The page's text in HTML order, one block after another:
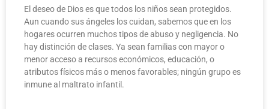
El deseo de Dios es que todos los niños sean protegidos.
Aun cuando sus ángeles los cuidan, sabemos que en los
hogares ocurren muchos tipos de abuso y negligencia. No
hay distinción de clases. Ya sean familias con mayor o
menor acceso a recursos económicos, educación, o
atributos físicos más o menos favorables; ningún grupo es
inmune al maltrato infantil.